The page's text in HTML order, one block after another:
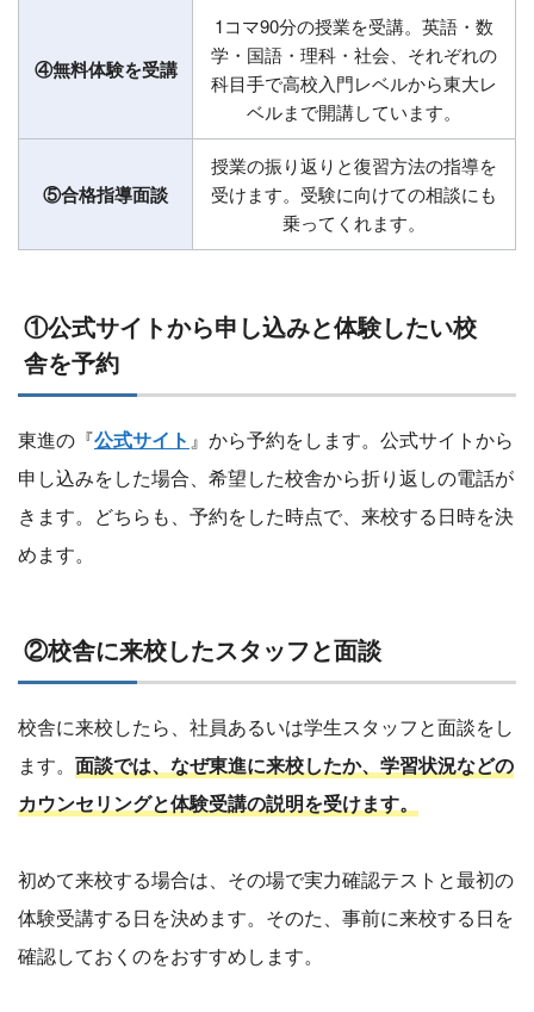
④無料体験を受講
1コマ90分の授業を受講。英語・数
学・国語・理科・社会、それぞれの
科目手で高校入門レベルから東大レ
ベルまで開講しています。
⑤合格指導面談
授業の振り返りと復習方法の指導を
受けます。受験に向けての相談にも
乗ってくれます。
①公式サイトから申し込みと体験したい校
舎を予約
東進の『公式サイト 』から予約をします。公式サイトから
申し込みをした場合、希望した校舎から折り返しの電話が
きます。どちらも、予約をした時点で、来校する日時を決
めます。
②校舎に来校したスタッフと面談
校舎に来校したら、社員あるいは学生スタッフと面談をし
ます。 面談では、なぜ東進に来校したか、学習状況などの
カウンセリングと体験受講の説明を受けます。
初めて来校する場合は、その場で実力確認テストと最初の
体験受講する日を決めます。そのた、事前に来校する日を
確認しておくのをおすすめします。